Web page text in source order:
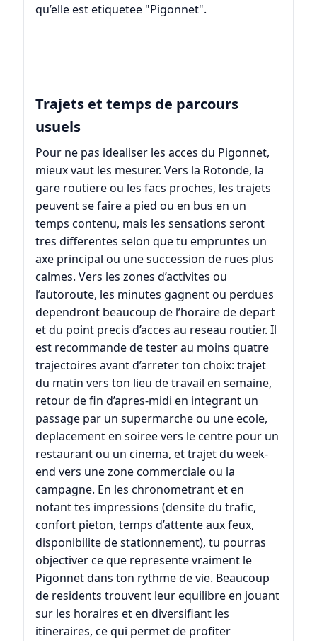
qu’elle est etiquetee "Pigonnet".
Trajets et temps de parcours
usuels
Pour ne pas idealiser les acces du Pigonnet,
mieux vaut les mesurer. Vers la Rotonde, la
gare routiere ou les facs proches, les trajets
peuvent se faire a pied ou en bus en un
temps contenu, mais les sensations seront
tres differentes selon que tu empruntes un
axe principal ou une succession de rues plus
calmes. Vers les zones d’activites ou
l’autoroute, les minutes gagnent ou perdues
dependront beaucoup de l’horaire de depart
et du point precis d’acces au reseau routier. Il
est recommande de tester au moins quatre
trajectoires avant d’arreter ton choix: trajet
du matin vers ton lieu de travail en semaine,
retour de fin d’apres-midi en integrant un
passage par un supermarche ou une ecole,
deplacement en soiree vers le centre pour un
restaurant ou un cinema, et trajet du week-
end vers une zone commerciale ou la
campagne. En les chronometrant et en
notant tes impressions (densite du trafic,
confort pieton, temps d’attente aux feux,
disponibilite de stationnement), tu pourras
objectiver ce que represente vraiment le
Pigonnet dans ton rythme de vie. Beaucoup
de residents trouvent leur equilibre en jouant
sur les horaires et en diversifiant les
itineraires, ce qui permet de profiter